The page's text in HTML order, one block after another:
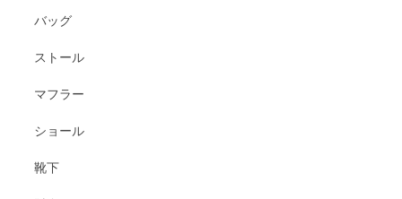
バッグ
ストール
マフラー
ショール
靴下